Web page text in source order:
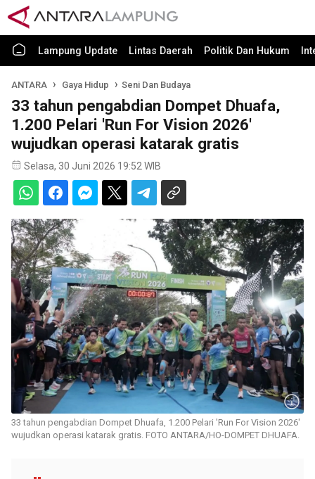
Lampung Update Lintas Daerah Politik Dan Hukum
ANTARA Gaya Hidup Seni Dan Budaya
33 tahun pengabdian Dompet Dhuafa,
1.200 Pelari 'Run For Vision 2026'
wujudkan operasi katarak gratis
Selasa, 30 Juni 2026 19:52 WIB
33 tahun pengabdian Dompet Dhuafa, 1.200 Pelari 'Run For Vision 2026'
wujudkan operasi katarak gratis. FOTO ANTARA/HO-DOMPET DHUAFA.